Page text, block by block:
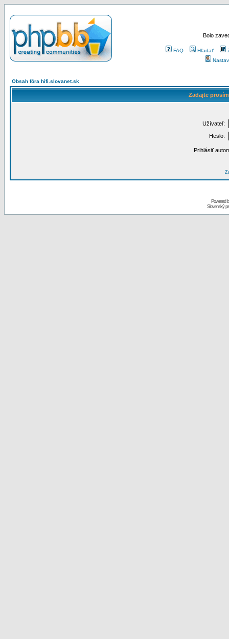
Bolo
FAQ Hľadať
Obsah fóra hifi.slovanet.sk
Zadajte
Užívateľ:
Heslo:
Prihlásiť
Powered
Slovenský